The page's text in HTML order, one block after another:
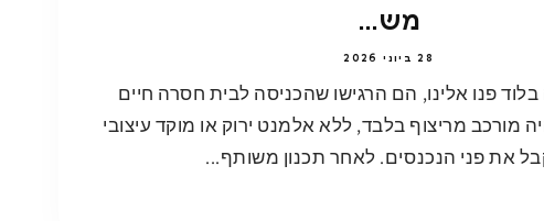
מש...
28 ביוני 2026
פנו אלינו, הם הרגישו שהכניסה לבית חסרה חיים
מורכב מריצוף בלבד, ללא אלמנט ירוק או מוקד עיצובי
את פני הנכנסים. לאחר תכנון משותף...